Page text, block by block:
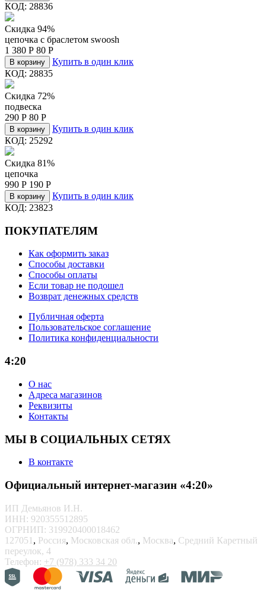
КОД: 28836
Скидка 94%
цепочка c браслетом swoosh
1 380 Р 80 Р
В корзину
Купить в один клик
КОД: 28835
Скидка 72%
подвеска
290 Р 80 Р
В корзину
Купить в один клик
КОД: 25292
Скидка 81%
цепочка
990 Р 190 Р
В корзину
Купить в один клик
КОД: 23823
ПОКУПАТЕЛЯМ
Как оформить заказ
Способы доставки
Способы оплаты
Если товар не подошел
Возврат денежных средств
Публичная оферта
Пользовательское соглашение
Политика конфиденциальности
4:20
О нас
Адреса магазинов
Реквизиты
Контакты
МЫ В СОЦИАЛЬНЫХ СЕТЯХ
В контакте
Официальный интернет-магазин «4:20»
ИП Демьянов И.Н.
ИНН: 920355512895
ОГРНИП: 319920400018462
127051 , Россия, Московская обл., Москва, Средний Каретный
переулок, 4
Телефон: +7 (978) 333 34 20